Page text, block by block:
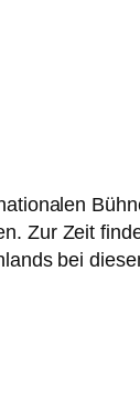
Zur Zeit
bei